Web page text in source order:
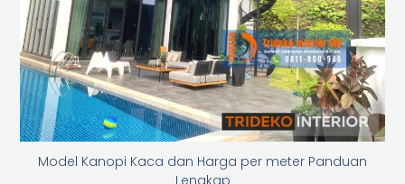
Model Kanopi Kaca dan Harga per meter Panduan
Lengkap